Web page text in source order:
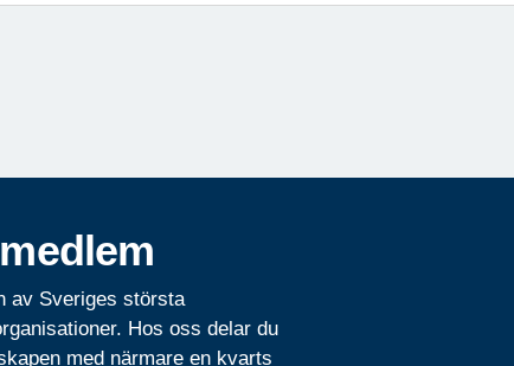
av Sveriges största
Hos oss delar du
med närmare en kvarts